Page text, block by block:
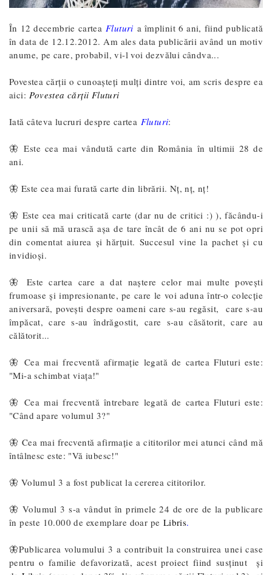
În 12 decembrie cartea Fluturi a împlinit 6 ani, fiind publicată
în data de 12.12.2012. Am ales data publicării având un motiv
anume, pe care, probabil, vi-l voi dezvălui cândva...
Povestea cărții o cunoașteți mulți dintre voi, am scris despre ea
aici:Povestea cărții Fluturi
Iată câteva lucruri despre cartea Fluturi:
🦋 Este cea mai vândută carte din România în ultimii 28 de
ani.
🦋 Este cea mai furată carte din librării. Nț, nț, nț!
🦋 Este cea mai criticată carte (dar nu de critici :) ), făcându-i
pe unii să mă urască așa de tare încât de 6 ani nu se pot opri
din comentat aiurea și hărțuit. Succesul vine la pachet și cu
invidioși.
🦋 Este cartea care a dat naștere celor mai multe povești
frumoase și impresionante, pe care le voi aduna într-o colecție
aniversară, povești despre oameni care s-au regăsit, care s-au
împăcat, care s-au îndrăgostit, care s-au căsătorit, care au
călătorit...
🦋 Cea mai frecventă afirmație legată de cartea Fluturi este:
"Mi-a schimbat viața!"
🦋 Cea mai frecventă întrebare legată de cartea Fluturi este:
"Când apare volumul 3?"
🦋 Cea mai frecventă afirmație a cititorilor mei atunci când mă
întâlnesc este: "Vă iubesc!"
🦋 Volumul 3 a fost publicat la cererea cititorilor.
🦋 Volumul 3 s-a vândut în primele 24 de ore de la publicare
în peste 10.000 de exemplare doar pe Libris.
🦋Publicarea volumului 3 a contribuit la construirea unei case
pentru o familie defavorizată, acest proiect fiind susținut și